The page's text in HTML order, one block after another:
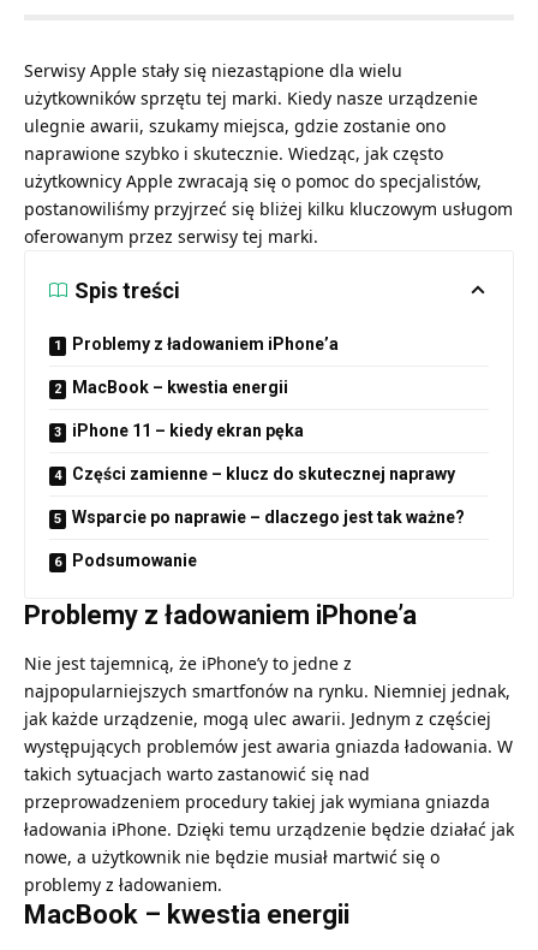
Serwisy Apple stały się niezastąpione dla wielu
użytkowników sprzętu tej marki. Kiedy nasze urządzenie
ulegnie awarii, szukamy miejsca, gdzie zostanie ono
naprawione szybko i skutecznie. Wiedząc, jak często
użytkownicy Apple zwracają się o pomoc do specjalistów,
postanowiliśmy przyjrzeć się bliżej kilku kluczowym usługom
oferowanym przez serwisy tej marki.
Spis treści
Problemy z ładowaniem iPhone’a
MacBook – kwestia energii
iPhone 11 – kiedy ekran pęka
Części zamienne – klucz do skutecznej naprawy
Wsparcie po naprawie – dlaczego jest tak ważne?
Podsumowanie
Problemy z ładowaniem iPhone’a
Nie jest tajemnicą, że iPhone’y to jedne z
najpopularniejszych smartfonów na rynku. Niemniej jednak,
jak każde urządzenie, mogą ulec awarii. Jednym z częściej
występujących problemów jest awaria gniazda ładowania. W
takich sytuacjach warto zastanowić się nad
przeprowadzeniem procedury takiej jak wymiana gniazda
ładowania iPhone. Dzięki temu urządzenie będzie działać jak
nowe, a użytkownik nie będzie musiał martwić się o
problemy z ładowaniem.
MacBook – kwestia energii